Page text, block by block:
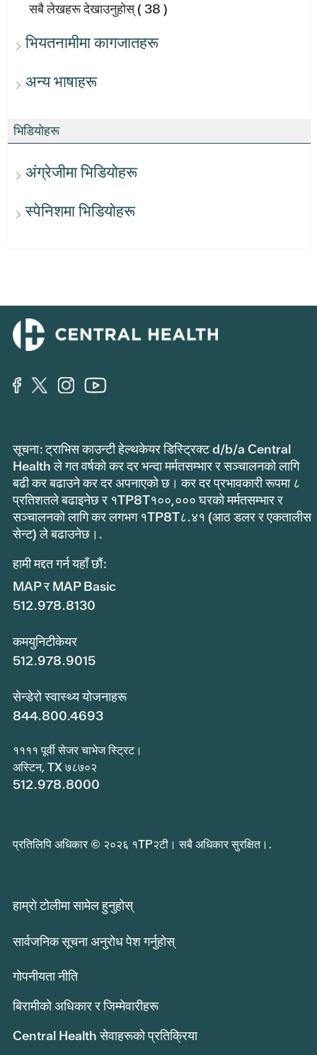
सबै लेखहरू देखाउनुहोस्( 38 )
भियतनामीमा कागजातहरू
अन्य भाषाहरू
भिडियोहरू
अंग्रेजीमा भिडियोहरू
स्पेनिशमा भिडियोहरू
सूचना: ट्राभिस काउन्टी हेल्थकेयर डिस्ट्रिक्ट d/b/a Central
Health ले गत वर्षको कर दर भन्दा मर्मतसम्भार र सञ्चालनको लागि
बढी कर बढाउने कर दर अपनाएको छ। कर दर प्रभावकारी रूपमा ८
प्रतिशतले बढाइनेछ र १TP8T१००,००० घरको मर्मतसम्भार र
सञ्चालनको लागि कर लगभग १TP8T८.४१ (आठ डलर र एकतालीस
सेन्ट) ले बढाउनेछ।.
हामी मद्दत गर्न यहाँ छौं:
MAP र MAP Basic
512.978.8130
कमयुनिटीकेयर
512.978.9015
सेन्डेरो स्वास्थ्य योजनाहरू
844.800.4693
११११ पूर्वी सेजर चाभेज स्ट्रिट।
अस्टिन, TX ७८७०२
512.978.8000
प्रतिलिपि अधिकार © २०२६ १TP२टी। सबै अधिकार सुरक्षित।.
हाम्रो टोलीमा सामेल हुनुहोस्
सार्वजनिक सूचना अनुरोध पेश गर्नुहोस्
गोपनीयता नीति
बिरामीको अधिकार र जिम्मेवारीहरू
Central Health सेवाहरूको प्रतिक्रिया